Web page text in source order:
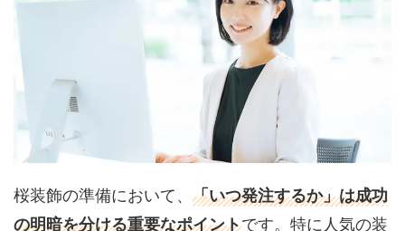
桜装飾の準備において、 「いつ発注するか」は成功
の明暗を分ける重要なポイントです。特に人気の装